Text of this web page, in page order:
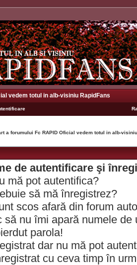
vedem totul in alb-visiniu RapidFans
a forumului Fc RAPID Oficial vedem totul in alb-
de autentificare şi
mă pot autentifica?
să mă înregistrez?
scos afară din forum
să nu îmi apară numele
parola!
dar nu mă pot
cu ceva timp în